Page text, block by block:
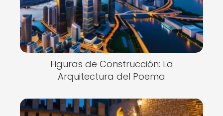
Figuras de Construcción: La
Arquitectura del Poema